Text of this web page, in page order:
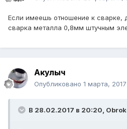
Если имеешь отношение к сварке,
сварка металла 0,8мм штучным
Акулыч
Опубликовано 1 марта, 2017
В 28.02.2017 в 20:20,